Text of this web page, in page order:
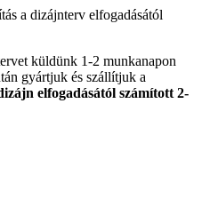
a dizájnterv elfogadásától
küldünk 1-2 munkanapon
gyártjuk és szállítjuk a
elfogadásától számított 2-